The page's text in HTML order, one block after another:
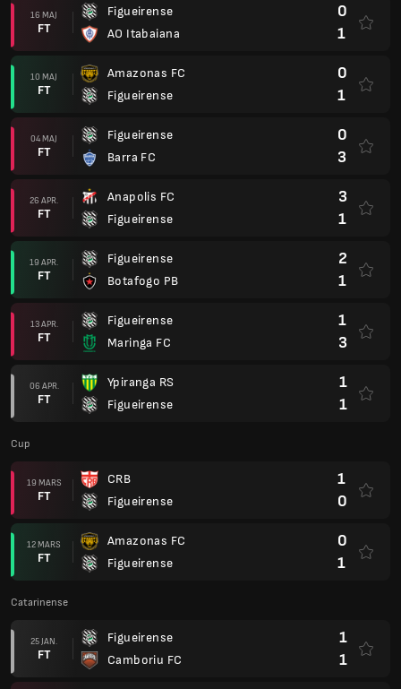
16 MAJ
FT
Figueirense
AO Itabaiana
0
1
10 MAJ
FT
Amazonas FC
Figueirense
0
1
04 MAJ
FT
Figueirense
Barra FC
0
3
26 APR.
FT
Anapolis FC
Figueirense
3
1
19 APR.
FT
Figueirense
Botafogo PB
2
1
13 APR.
FT
Figueirense
Maringa FC
1
3
06 APR.
FT
Ypiranga RS
Figueirense
1
1
Cup
19 MARS
FT
CRB
Figueirense
1
0
12 MARS
FT
Amazonas FC
Figueirense
0
1
Catarinense
25 JAN.
FT
Figueirense
Camboriu FC
1
1